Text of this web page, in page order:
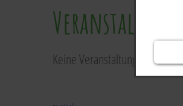
Veranstaltungen
Keine Veranstaltungen gefunden